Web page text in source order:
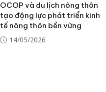
OCOP và du lịch nông thôn
tạo động lực phát triển kinh
tế nông thôn bền vững
14/05/2026